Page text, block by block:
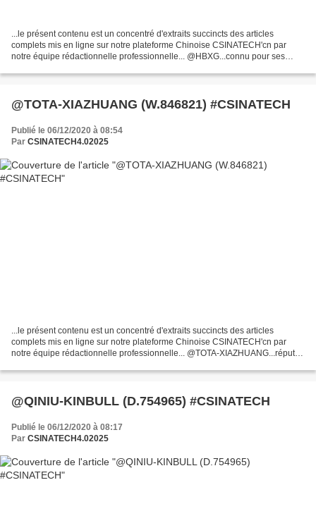
...le présent contenu est un concentré d'extraits succincts des articles
complets mis en ligne sur notre plateforme Chinoise CSINATECH'cn par
notre équipe rédactionnelle professionnelle... @HBXG...connu pour ses
@TOTA-XIAZHUANG (W.846821) #CSINATECH
Publié le 06/12/2020 à 08:54
Par CSINATECH4.02025
...le présent contenu est un concentré d'extraits succincts des articles
complets mis en ligne sur notre plateforme Chinoise CSINATECH'cn par
notre équipe rédactionnelle professionnelle... @TOTA-XIAZHUANG...réputé
@QINIU-KINBULL (D.754965) #CSINATECH
Publié le 06/12/2020 à 08:17
Par CSINATECH4.02025